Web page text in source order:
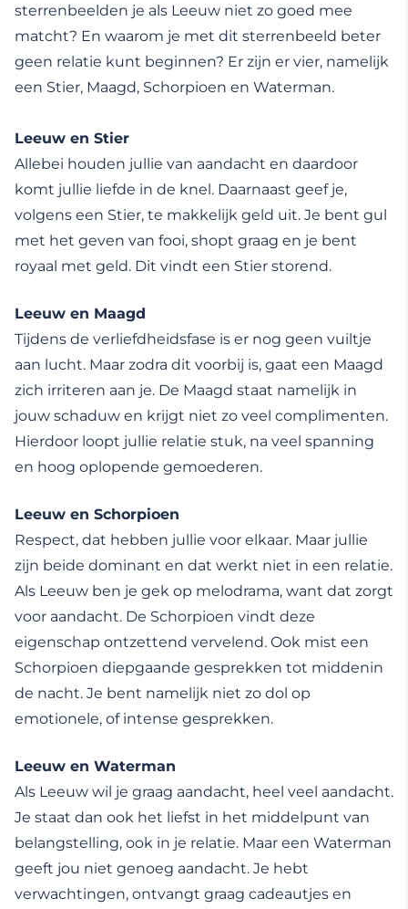
sterrenbeelden je als Leeuw niet zo goed mee
matcht? En waarom je met dit sterrenbeeld beter
geen relatie kunt beginnen? Er zijn er vier, namelijk
een Stier, Maagd, Schorpioen en Waterman.
Leeuw en Stier
Allebei houden jullie van aandacht en daardoor
komt jullie liefde in de knel. Daarnaast geef je,
volgens een Stier, te makkelijk geld uit. Je bent gul
met het geven van fooi, shopt graag en je bent
royaal met geld. Dit vindt een Stier storend.
Leeuw en Maagd
Tijdens de verliefdheidsfase is er nog geen vuiltje
aan lucht. Maar zodra dit voorbij is, gaat een Maagd
zich irriteren aan je. De Maagd staat namelijk in
jouw schaduw en krijgt niet zo veel complimenten.
Hierdoor loopt jullie relatie stuk, na veel spanning
en hoog oplopende gemoederen.
Leeuw en Schorpioen
Respect, dat hebben jullie voor elkaar. Maar jullie
zijn beide dominant en dat werkt niet in een relatie.
Als Leeuw ben je gek op melodrama, want dat zorgt
voor aandacht. De Schorpioen vindt deze
eigenschap ontzettend vervelend. Ook mist een
Schorpioen diepgaande gesprekken tot middenin
de nacht. Je bent namelijk niet zo dol op
emotionele, of intense gesprekken.
Leeuw en Waterman
Als Leeuw wil je graag aandacht, heel veel aandacht.
Je staat dan ook het liefst in het middelpunt van
belangstelling, ook in je relatie. Maar een Waterman
geeft jou niet genoeg aandacht. Je hebt
verwachtingen, ontvangt graag cadeautjes en